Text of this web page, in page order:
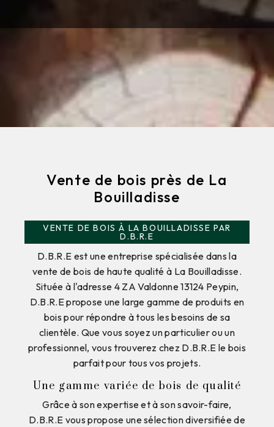
Vente de bois près de La
Bouilladisse
VENTE DE BOIS À LA BOUILLADISSE PAR
D.B.R.E
D.B.R.E est une entreprise spécialisée dans la
vente de bois de haute qualité à La Bouilladisse.
Située à l'adresse 4 ZA Valdonne 13124 Peypin,
D.B.R.E propose une large gamme de produits en
bois pour répondre à tous les besoins de sa
clientèle. Que vous soyez un particulier ou un
professionnel, vous trouverez chez D.B.R.E le bois
parfait pour tous vos projets.
Une gamme variée de bois de qualité
Grâce à son expertise et à son savoir-faire,
D.B.R.E vous propose une sélection diversifiée de